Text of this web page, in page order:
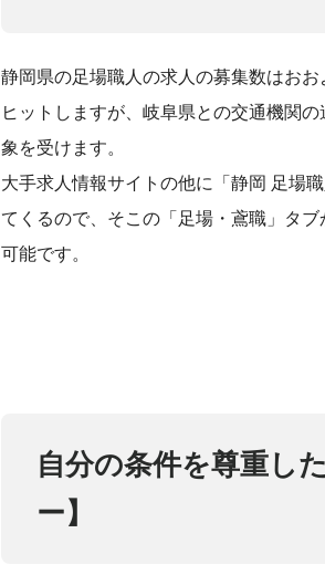
静岡県の足場職人の求人の募集数はお
ヒットしますが、岐阜県との交通機関
象を受けます。
大手求人情報サイトの他に「静岡 足場
てくるので、そこの「足場・鳶職」タ
可能です。
自分の条件を尊重し
ー】